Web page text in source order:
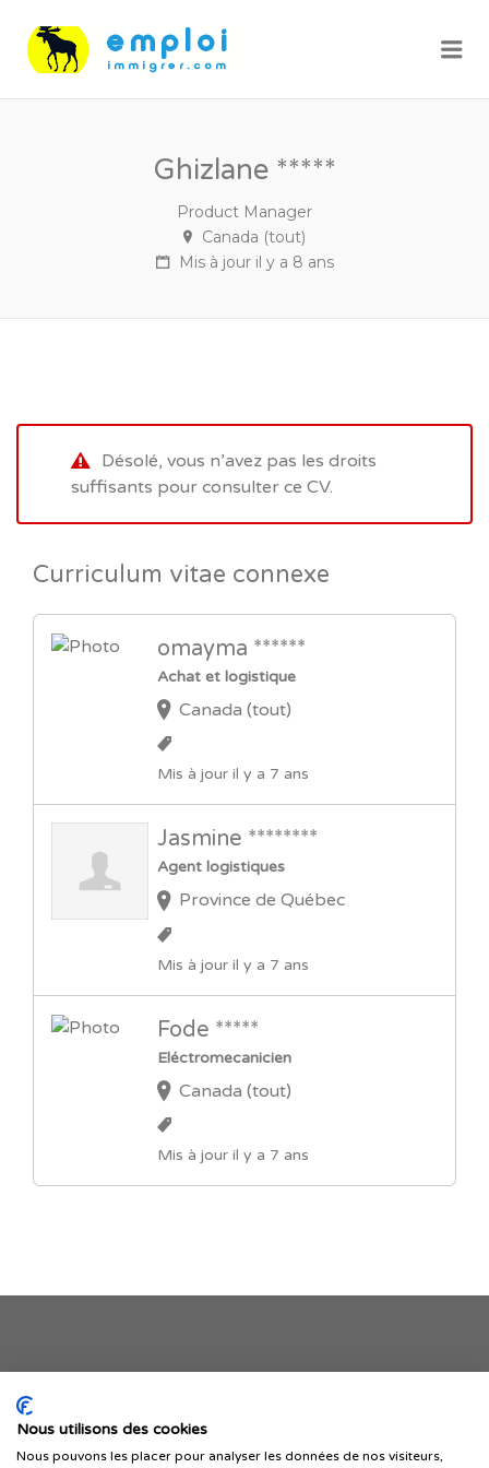
Ghizlane *****
Product Manager
Canada (tout)
Mis à jour il y a 8 ans
Désolé, vous n’avez pas les droits
suffisants pour consulter ce CV.
Curriculum vitae connexe
omayma ******
Achat et logistique
Canada (tout)
Mis à jour il y a 7 ans
Jasmine ********
Agent logistiques
Province de Québec
Mis à jour il y a 7 ans
Fode *****
Eléctromecanicien
Canada (tout)
Mis à jour il y a 7 ans
Je publie mon offre
Nous utilisons des cookies
Nous pouvons les placer pour analyser les données de nos visiteurs,